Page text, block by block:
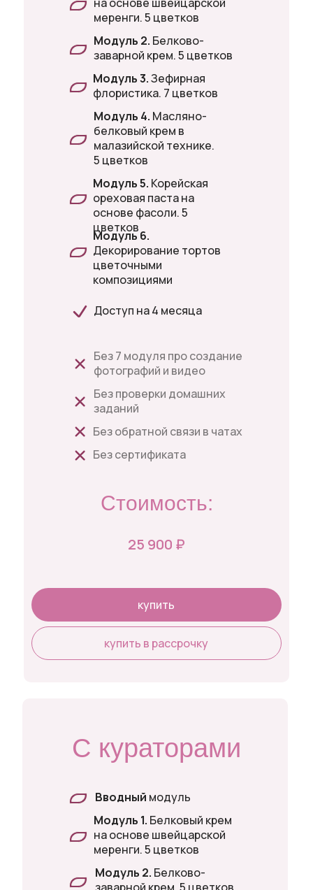
купить
Стоимость:
купить в рассрочку
меренги. 5 цветков
Модуль 2. Белково-
заварной крем. 5 цветков
Модуль 3.Зефирная
флористика. 7 цветков
Доступ на 4 месяца
Модуль 4. Масляно-
белковый крем в
малазийской технике.
5 цветков
Модуль 5. Корейская
ореховая паста на
основе фасоли. 5
цветков
Модуль 6.
Декорирование тортов
цветочными
композициями
25 900 ₽
С кураторами
Модуль 1. Белковый крем
на основе швейцарской
меренги. 5 цветков
Модуль 2. Белково-
Вводный модуль
Без 7 модуля про создание
фотографий и видео
Без проверки домашних
заданий
Без обратной связи в чатах
Без сертификата